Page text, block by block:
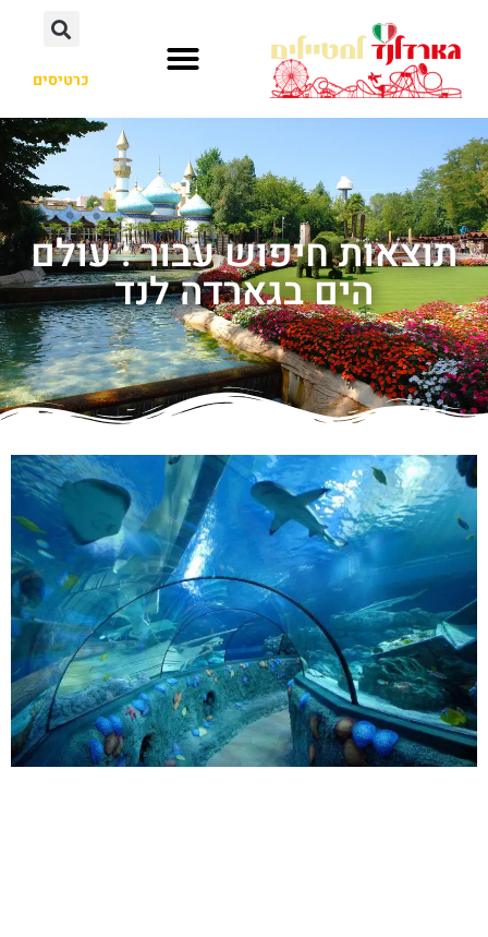
כרטיסים
תוצאות חיפוש עבור : עולם
הים בגארדה לנד